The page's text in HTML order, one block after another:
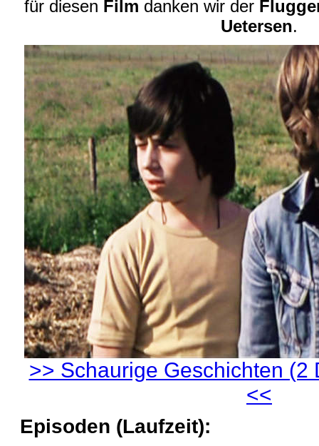
für diesen Film danken wir der
Uetersen.
>> Schaurige Geschichten (2
<<
Episoden (Laufzeit):